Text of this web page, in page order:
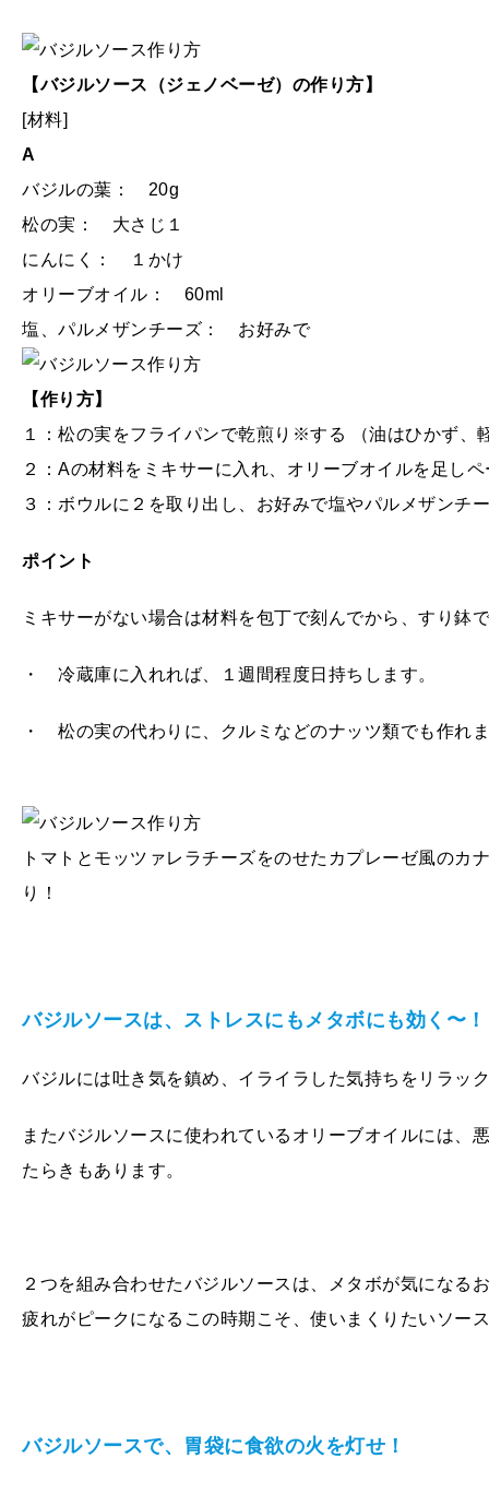
【バジルソース（ジェノベーゼ）の作り方】
[材料]
A
バジルの葉： 20g
松の実： 大さじ１
にんにく： １かけ
オリーブオイル： 60ml
塩、パルメザンチーズ： お好みで
【作り方】
１：松の実をフライパンで乾煎り※する （油はひかず、
２：Aの材料をミキサーに入れ、オリーブオイルを足し
３：ボウルに２を取り出し、お好みで塩やパルメザンチ
ポイント
ミキサーがない場合は材料を包丁で刻んでから、すり鉢
・ 冷蔵庫に入れれば、１週間程度日持ちします。
・ 松の実の代わりに、クルミなどのナッツ類でも作れ
トマトとモッツァレラチーズをのせたカプレーゼ風のカ
り！
バジルソースは、ストレスにもメタボにも効く〜！
バジルには吐き気を鎮め、イライラした気持ちをリラッ
またバジルソースに使われているオリーブオイルには、
たらきもあります。
２つを組み合わせたバジルソースは、メタボが気になる
疲れがピークになるこの時期こそ、使いまくりたいソー
バジルソースで、胃袋に食欲の火を灯せ！